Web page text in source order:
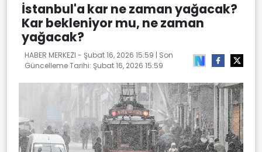
İstanbul'a kar ne zaman yağacak?
Kar bekleniyor mu, ne zaman
yağacak?
HABER MERKEZI - Şubat 16, 2026 15:59 | Son
Güncelleme Tarihi: Şubat 16, 2026 15:59